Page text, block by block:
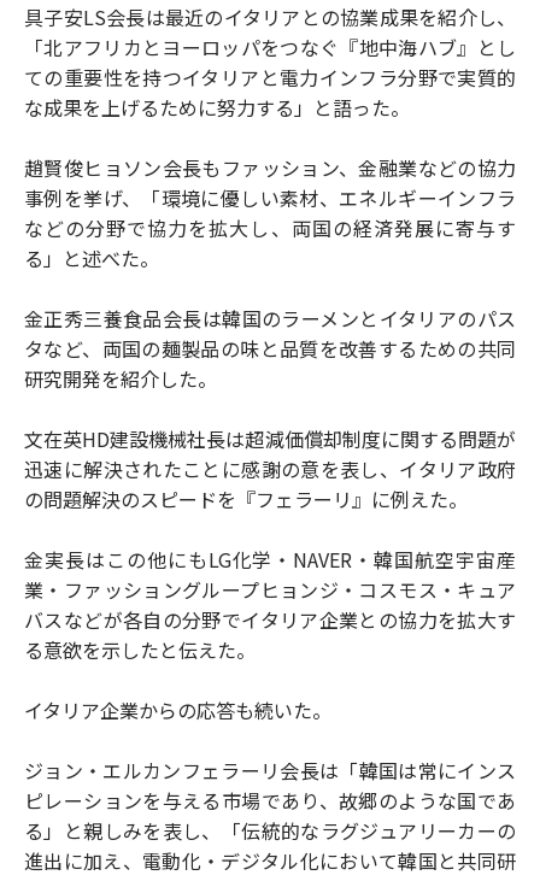
具子安LS会長は最近のイタリアとの協業成果を紹介し、
「北アフリカとヨーロッパをつなぐ『地中海ハブ』とし
ての重要性を持つイタリアと電力インフラ分野で実質的
な成果を上げるために努力する」と語った。
趙賢俊ヒョソン会長もファッション、金融業などの協力
事例を挙げ、「環境に優しい素材、エネルギーインフラ
などの分野で協力を拡大し、両国の経済発展に寄与す
る」と述べた。
金正秀三養食品会長は韓国のラーメンとイタリアのパス
タなど、両国の麺製品の味と品質を改善するための共同
研究開発を紹介した。
文在英HD建設機械社長は超減価償却制度に関する問題が
迅速に解決されたことに感謝の意を表し、イタリア政府
の問題解決のスピードを『フェラーリ』に例えた。
金実長はこの他にもLG化学・NAVER・韓国航空宇宙産
業・ファッショングループヒョンジ・コスモス・キュア
バスなどが各自の分野でイタリア企業との協力を拡大す
る意欲を示したと伝えた。
イタリア企業からの応答も続いた。
ジョン・エルカンフェラーリ会長は「韓国は常にインス
ピレーションを与える市場であり、故郷のような国であ
る」と親しみを表し、「伝統的なラグジュアリーカーの
進出に加え、電動化・デジタル化において韓国と共同研